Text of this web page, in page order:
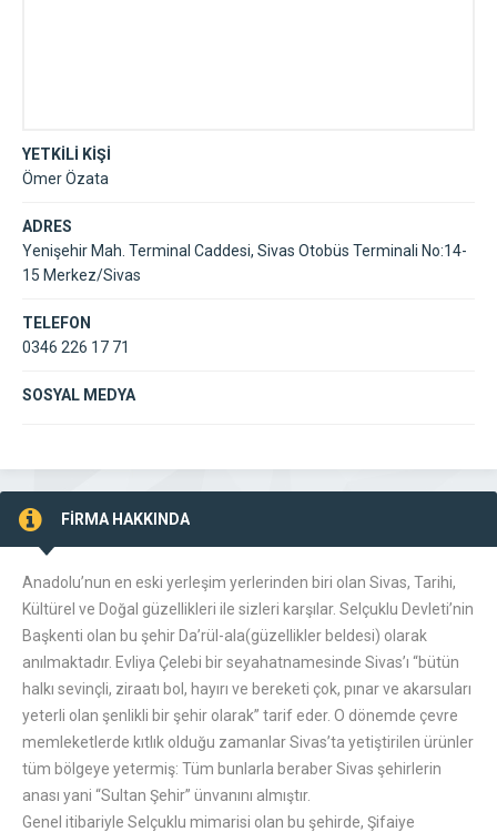
YETKİLİ KİŞİ
Ömer Özata
ADRES
Yenişehir Mah. Terminal Caddesi, Sivas Otobüs Terminali No:14-
15 Merkez/Sivas
TELEFON
0346 226 17 71
SOSYAL MEDYA
FİRMA HAKKINDA
Anadolu’nun en eski yerleşim yerlerinden biri olan Sivas, Tarihi,
Kültürel ve Doğal güzellikleri ile sizleri karşılar. Selçuklu Devleti’nin
Başkenti olan bu şehir Da’rül-ala(güzellikler beldesi) olarak
anılmaktadır. Evliya Çelebi bir seyahatnamesinde Sivas’ı “bütün
halkı sevinçli, ziraatı bol, hayırı ve bereketi çok, pınar ve akarsuları
yeterli olan şenlikli bir şehir olarak” tarif eder. O dönemde çevre
memleketlerde kıtlık olduğu zamanlar Sivas’ta yetiştirilen ürünler
tüm bölgeye yetermiş: Tüm bunlarla beraber Sivas şehirlerin
anası yani “Sultan Şehir” ünvanını almıştır.
Genel itibariyle Selçuklu mimarisi olan bu şehirde, Şifaiye